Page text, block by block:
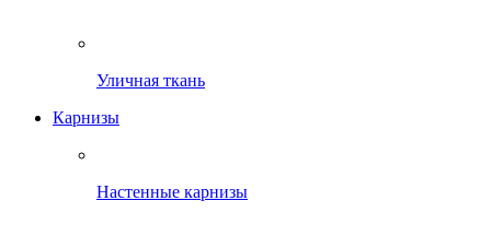
Уличная ткань
Карнизы
Настенные карнизы